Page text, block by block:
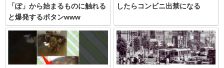
「ぽ」から始まるものに触れる
と爆発するボタンwww
したらコンビニ出禁になる